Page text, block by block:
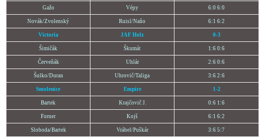
Gažo Vépy 6:0 6:0
Novák/Zvolenský Ruisl/Naňo 6:1 6:2
Victoria JAF Holz 0-3
Šimičák Škumát 1:6 0:6
Červeňák Uhlár 2:6 0:6
Šulko/Duran Uhrovič/Taliga 3:6 2:6
Smolenice Empire 1-2
Bartek Krajčovič J. 0:6 1:6
Forner Kojš 6:1 6:2
Sloboda/Bartek Vrábel/Puškár 3:6 5:7